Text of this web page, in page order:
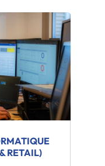
RETAIL)